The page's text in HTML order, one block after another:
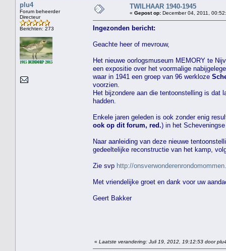
plu4
Forum beheerder
Directeur
Berichten: 273
TWILHAAR 1940-1945
« Gepost op: December 04, 2011,
Ingezonden bericht:
Geachte heer of mevrouw,
Het nieuwe oorlogsmuseum MEMORY te
een expositie over het voormalige
waar in 1941 een groep van 96 werkloze
voorzien.
Het bijzondere aan die tentoonstelling is dat
hadden.
Enkele jaren geleden is ook zonder enig
ook op dit forum, red.) in het
Naar aanleiding van deze nieuwe
gedeeltelijke reconstructie van het kamp,
Zie svp http://
Met vriendelijke groet en dank voor uw
Geert Bakker
« Laatste verandering: Juli 19, 2012, 19:12:53 door